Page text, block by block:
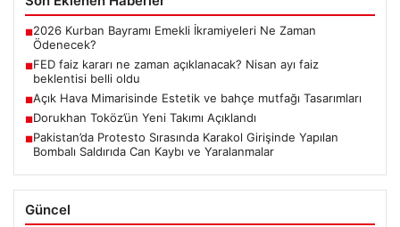
■2026 Kurban Bayramı Emekli İkramiyeleri Ne Zaman
Ödenecek?
■FED faiz kararı ne zaman açıklanacak? Nisan ayı faiz
beklentisi belli oldu
■Açık Hava Mimarisinde Estetik ve bahçe mutfağı Tasarımları
■Dorukhan Toköz’ün Yeni Takımı Açıklandı
■Pakistan’da Protesto Sırasında Karakol Girişinde Yapılan
Bombalı Saldırıda Can Kaybı ve Yaralanmalar
Güncel